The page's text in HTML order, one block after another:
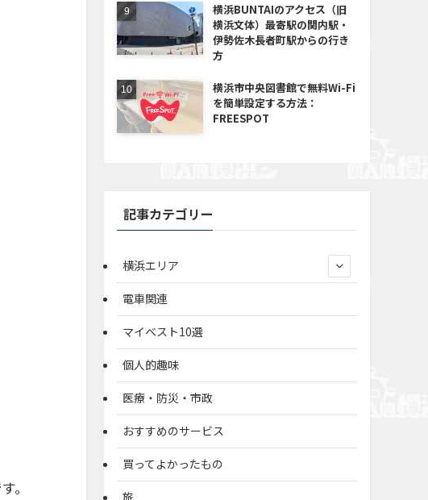
。
横浜BUNTAIのアクセス（旧
横浜文体）最寄駅の関内駅・
伊勢佐木長者町駅からの行き
方
横浜市中央図書館で無料Wi-Fi
を簡単設定する方法：
FREESPOT
記事カテゴリー
横浜エリア
電車関連
マイベスト10選
個人的趣味
医療・防災・市政
おすすめのサービス
買ってよかったもの